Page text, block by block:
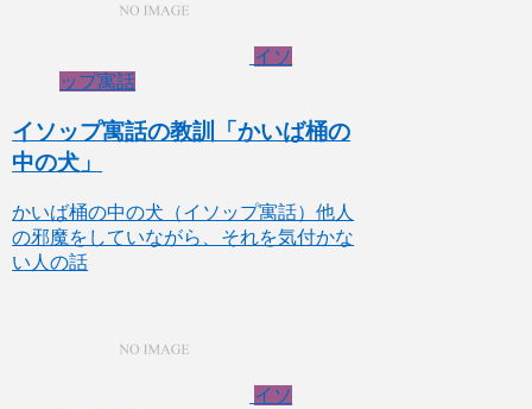
イソ
ップ寓話
イソップ寓話の教訓「かいば桶の
中の犬」
かいば桶の中の犬（イソップ寓話）他人
の邪魔をしていながら、それを気付かな
い人の話
イソ